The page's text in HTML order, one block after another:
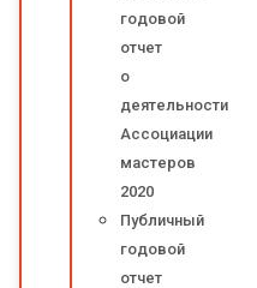
годовой
отчет
о
деятельности
Ассоциации
мастеров
2020
Публичный
годовой
отчет